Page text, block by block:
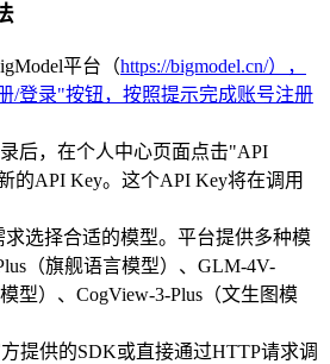
平台（https://bigmodel.cn/），
/登录"按钮，按照提示完成账号注册
后，在个人中心页面点击"API
的API Key。这个API Key将在调用
求选择合适的模型。平台提供多种模
（旗舰语言模型）、GLM-4V-
型）、CogView-3-Plus（文生图模
提供的SDK或直接通过HTTP请求调